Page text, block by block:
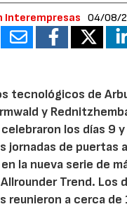
Interempresas 04/08/
tecnológicos de
y
celebraron los días 9
jornadas de puertas
la nueva serie de
Trend. Los
reunieron a cerca de